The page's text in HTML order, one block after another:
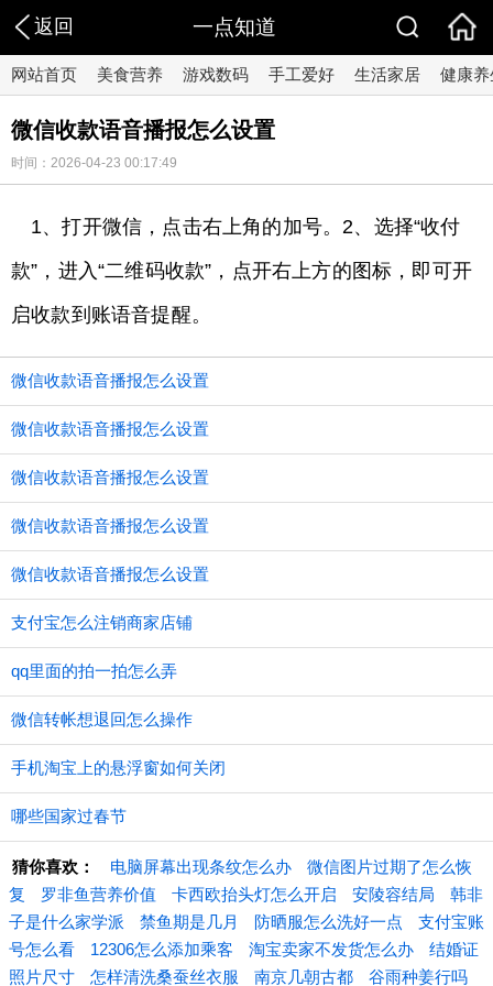
返回 一点知道
网站首页 美食营养 游戏数码 手工爱好 生活家居 健康养
微信收款语音播报怎么设置
时间：2026-04-23 00:17:49
1、打开微信，点击右上角的加号。2、选择“收付
款”，进入“二维码收款”，点开右上方的图标，即可开
启收款到账语音提醒。
微信收款语音播报怎么设置
微信收款语音播报怎么设置
微信收款语音播报怎么设置
微信收款语音播报怎么设置
微信收款语音播报怎么设置
支付宝怎么注销商家店铺
qq里面的拍一拍怎么弄
微信转帐想退回怎么操作
手机淘宝上的悬浮窗如何关闭
哪些国家过春节
猜你喜欢： 电脑屏幕出现条纹怎么办
微信图片过期了怎么恢
复
罗非鱼营养价值 卡西欧抬头灯怎么开启 安陵容结局
韩非
子是什么家学派
禁鱼期是几月 防晒服怎么洗好一点
支付宝账
号怎么看
12306怎么添加乘客 淘宝卖家不发货怎么办
结婚证
照片尺寸
怎样清洗桑蚕丝衣服 南京几朝古都 谷雨种姜行吗